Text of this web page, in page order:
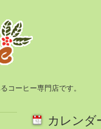
ーヒー専門店です。
カレンダ